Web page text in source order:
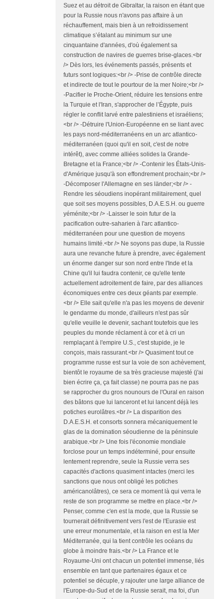
Suez et au détroit de Gibraltar, la raison en étant que
pour la Russie nous n'avons pas affaire à un
réchauffement, mais bien à un refroidissement
climatique s’étalant au minimum sur une
cinquantaine d'années, d'où également sa
construction de navires de guerres brise-glaces.<br
/> Dès lors, les événements passés, présents et
futurs sont logiques:<br /> -Prise de contrôle directe
et indirecte de tout le pourtour de la mer Noire;<br />
-Pacifier le Proche-Orient, réduire les tensions entre
la Turquie et l'Iran, s'approcher de l’Égypte, puis
régler le conflit larvé entre palestiniens et israéliens;
<br /> -Détruire l'Union-Européenne en se liant avec
les pays nord-méditerranéens en un arc atlantico-
méditerranéen (quoi qu'il en soit, c'est de notre
intérêt), avec comme alliées solides la Grande-
Bretagne et la France;<br /> -Contenir les États-Unis-
d'Amérique jusqu'à son effondrement prochain;<br />
-Décomposer l'Allemagne en ses länder;<br /> -
Rendre les séoudiens inopérant militairement, quel
que soit ses moyens possibles, D.A.E.S.H. ou guerre
yéménite;<br /> -Laisser le soin futur de la
pacification outre-saharien à l'arc atlantico-
méditerranéen pour une question de moyens
humains limité.<br /> Ne soyons pas dupe, la Russie
aura une revanche future à prendre, avec également
un énorme danger sur son nord entre l'Inde et la
Chine qu'il lui faudra contenir, ce qu'elle tente
actuellement adroitement de faire, par des alliances
économiques entre ces deux géants par exemple.
<br /> Elle sait qu'elle n'a pas les moyens de devenir
le gendarme du monde, d'ailleurs n'est pas sûr
qu'elle veuille le devenir, sachant toutefois que les
peuples du monde réclament à cor et à cri un
remplaçant à l'empire U.S., c'est stupide, je le
conçois, mais rassurant.<br /> Quasiment tout ce
programme russe est sur la voie de son achèvement,
bientôt le royaume de sa très gracieuse majesté (j'ai
bien écrire ça, ça fait classe) ne pourra pas ne pas
se rapprocher du gros nounours de l'Oural en raison
des bâtons que lui lanceront et lui lancent déjà les
potiches eurolâtres.<br /> La disparition des
D.A.E.S.H. et consorts sonnera mécaniquement le
glas de la domination séoudienne de la péninsule
arabique.<br /> Une fois l'économie mondiale
forclose pour un temps indéterminé, pour ensuite
lentement reprendre, seule la Russie verra ses
capacités d'actions quasiment intactes (merci les
sanctions que nous ont obligé les potiches
américanolâtres), ce sera ce moment là qui verra le
reste de son programme se mettre en place.<br />
Penser, comme c'en est la mode, que la Russie se
tournerait définitivement vers l'est de l'Eurasie est
une erreur monumentale, et la raison en est la Mer
Méditerranée, qui la tient contrôle les océans du
globe à moindre frais.<br /> La France et le
Royaume-Uni ont chacun un potentiel immense, liés
ensemble en tant que partenaires égaux et ce
potentiel se décuple, y rajouter une large alliance de
l'Europe-du-Sud et de la Russie serait, ma foi, d'un